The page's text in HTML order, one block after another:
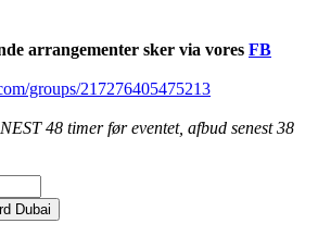
arrangementer sker via vores FB
groups/217276405475213
48 timer før eventet, afbud senest 38
Dubai